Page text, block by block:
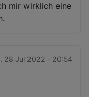
mir wirklich eine
28 Jul 2022 - 20:54